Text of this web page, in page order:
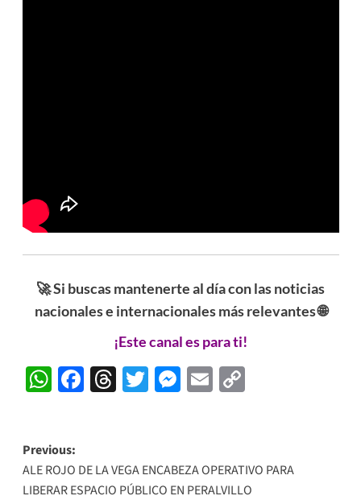
🚀 Si buscas mantenerte al día con las noticias
nacionales e internacionales más relevantes 🌐
¡Este canal es para ti!
WhatsApp
Facebook
Threads
Twitter
Messenger
EmailCopy
Post
navigation
Previous:
ALE ROJO DE LA VEGA ENCABEZA OPERATIVO PARA
LIBERAR ESPACIO PÚBLICO EN PERALVILLO